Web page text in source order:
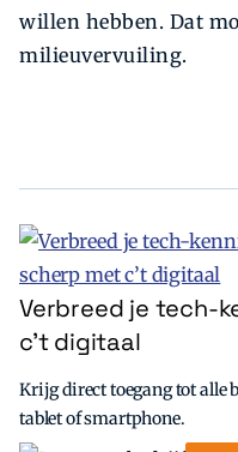
willen hebben. Dat
milieuvervuiling.
Verbreed je tech-
c’t digitaal
Krijg direct toegang tot alle
tablet of smartphone.